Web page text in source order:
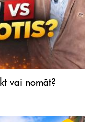
vai nomāt?